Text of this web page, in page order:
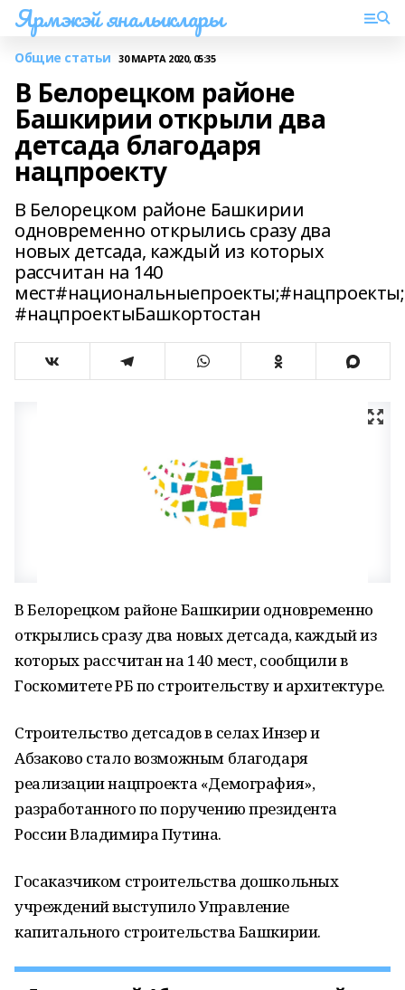
Ярмэкэй яналыклары
Общие статьи 30 МАРТА 2020, 05:35
В Белорецком районе
Башкирии открыли два
детсада благодаря
нацпроекту
В Белорецком районе Башкирии
одновременно открылись сразу два
новых детсада, каждый из которых
рассчитан на 140
#нацпроектыБашкортостан
В Белорецком районе Башкирии одновременно
открылись сразу два новых детсада, каждый из
которых рассчитан на 140 мест, сообщили в
Госкомитете РБ по строительству и архитектуре.
Строительство детсадов в селах Инзер и
Абзаково стало возможным благодаря
реализации нацпроекта «Демография»,
разработанного по поручению президента
России Владимира Путина.
Госаказчиком строительства дошкольных
учреждений выступило Управление
капитального строительства Башкирии.